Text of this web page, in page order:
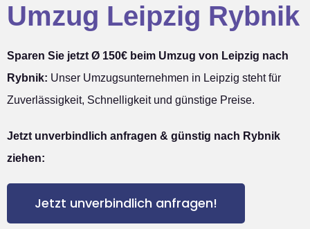
Umzug Leipzig Rybnik
Sparen Sie jetzt Ø 150€ beim Umzug von Leipzig nach
Rybnik: Unser Umzugsunternehmen in Leipzig steht für
Zuverlässigkeit, Schnelligkeit und günstige Preise.
Jetzt unverbindlich anfragen & günstig nach Rybnik
ziehen:
Jetzt unverbindlich anfragen!